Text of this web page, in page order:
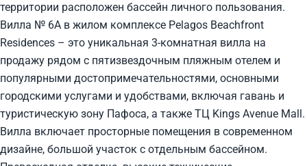
территории расположен бассейн личного пользования.
Вилла № 6A в жилом комплексе Pelagos Beachfront
Residences – это уникальная 3-комнатная вилла на
продажу рядом с пятизвездочным пляжным отелем и
популярными достопримечательностями, основными
городскими услугами и удобствами, включая гавань и
туристическую зону Пафоса, а также ТЦ Kings Avenue Mall.
Вилла включает просторные помещения в современном
дизайне, большой участок с отдельным бассейном.